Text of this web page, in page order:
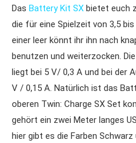
Das Battery Kit SX bietet euch
die für eine Spielzeit von 3,5
einer leer könnt ihr ihn nach
benutzen und weiterzocken.
liegt bei 5 V/ 0,3 A und bei der
V / 0,15 A. Natürlich ist das
oberen Twin: Charge SX Set
gehört ein zwei Meter langes
hier gibt es die Farben